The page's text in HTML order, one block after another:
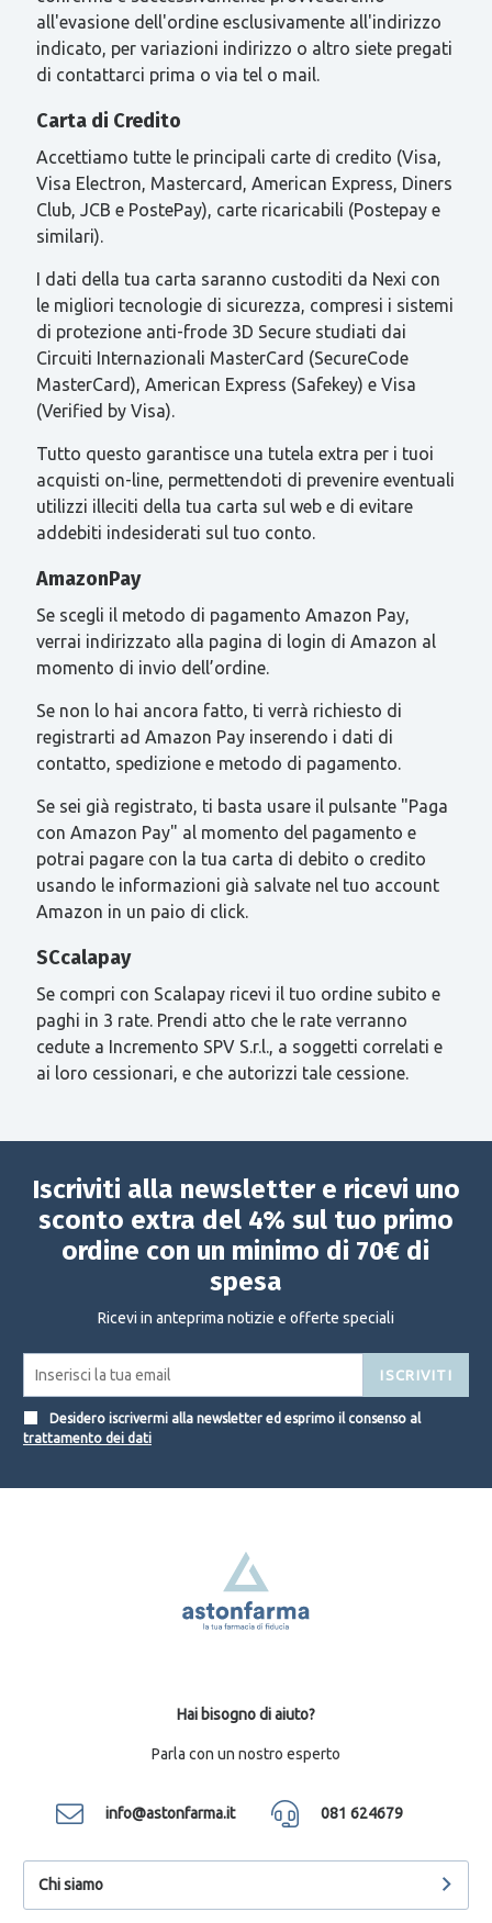
all'evasione dell'ordine esclusivamente all'indirizzo
indicato, per variazioni indirizzo o altro siete pregati
di contattarci prima o via tel o mail.
Carta di Credito
Accettiamo tutte le principali carte di credito (Visa,
Visa Electron, Mastercard, American Express, Diners
Club, JCB e PostePay), carte ricaricabili (Postepay e
similari).
I dati della tua carta saranno custoditi da Nexi con
le migliori tecnologie di sicurezza, compresi i sistemi
di protezione anti-frode 3D Secure studiati dai
Circuiti Internazionali MasterCard (SecureCode
MasterCard), American Express (Safekey) e Visa
(Verified by Visa).
Tutto questo garantisce una tutela extra per i tuoi
acquisti on-line, permettendoti di prevenire eventuali
utilizzi illeciti della tua carta sul web e di evitare
addebiti indesiderati sul tuo conto.
AmazonPay
Se scegli il metodo di pagamento Amazon Pay,
verrai indirizzato alla pagina di login di Amazon al
momento di invio dell’ordine.
Se non lo hai ancora fatto, ti verrà richiesto di
registrarti ad Amazon Pay inserendo i dati di
contatto, spedizione e metodo di pagamento.
Se sei già registrato, ti basta usare il pulsante "Paga
con Amazon Pay" al momento del pagamento e
potrai pagare con la tua carta di debito o credito
usando le informazioni già salvate nel tuo account
Amazon in un paio di click.
SCcalapay
Se compri con Scalapay ricevi il tuo ordine subito e
paghi in 3 rate. Prendi atto che le rate verranno
cedute a Incremento SPV S.r.l., a soggetti correlati e
ai loro cessionari, e che autorizzi tale cessione.
Iscriviti alla newsletter e ricevi uno
sconto extra del 4% sul tuo primo
ordine con un minimo di 70€ di
spesa
Ricevi in anteprima notizie e offerte speciali
ISCRIVITI
Desidero iscrivermi alla newsletter ed esprimo il consenso al
trattamento dei dati
Hai bisogno di aiuto?
Parla con un nostro esperto
info@astonfarma.it 081 624679
Chi siamo